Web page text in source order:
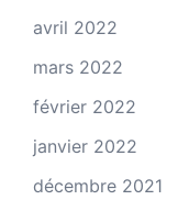
avril 2022
mars 2022
février 2022
janvier 2022
décembre 2021